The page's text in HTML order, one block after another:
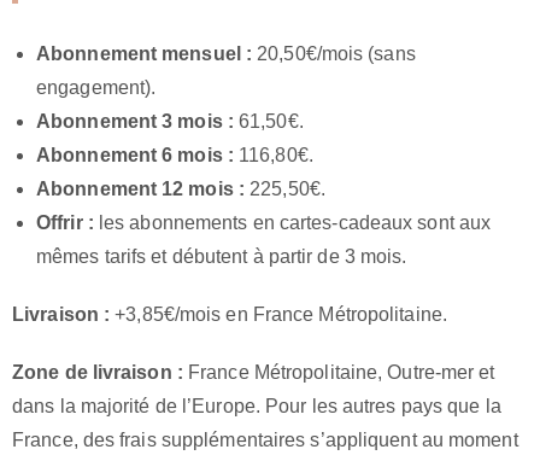
Abonnement mensuel : 20,50€/mois (sans
engagement).
Abonnement 3 mois : 61,50€.
Abonnement 6 mois : 116,80€.
Abonnement 12 mois : 225,50€.
Offrir : les abonnements en cartes-cadeaux sont aux
mêmes tarifs et débutent à partir de 3 mois.
Livraison : +3,85€/mois en France Métropolitaine.
Zone de livraison : France Métropolitaine, Outre-mer et
dans la majorité de l’Europe. Pour les autres pays que la
France, des frais supplémentaires s’appliquent au moment